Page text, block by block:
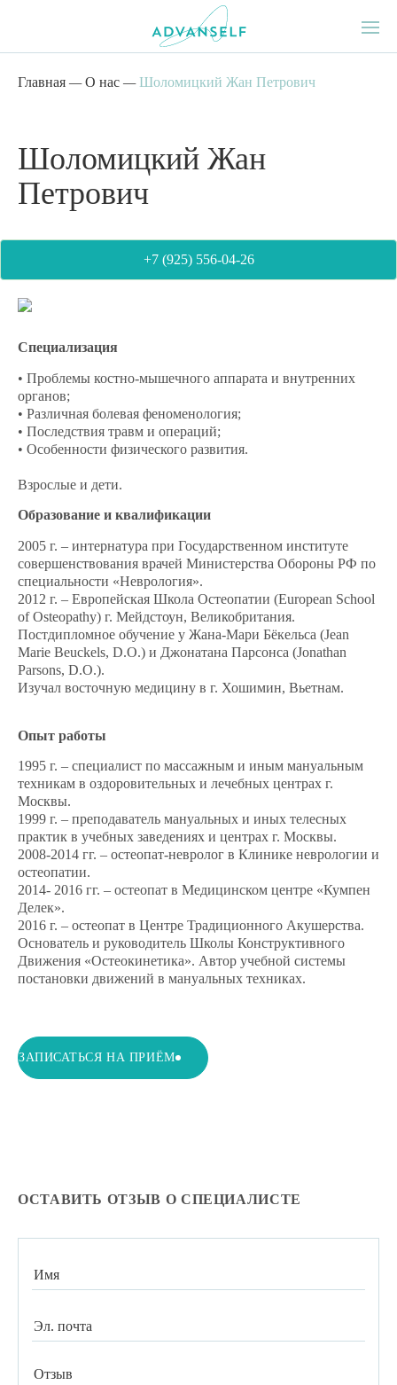
Главная — О нас — Шоломицкий Жан Петрович
Шоломицкий Жан
Петрович
+7 (925) 556-04-26
Специализация
• Проблемы костно-мышечного аппарата и внутренних
органов;
• Различная болевая феноменология;
• Последствия травм и операций;
• Особенности физического развития.
Взрослые и дети.
Образование и квалификации
2005 г. – интернатура при Государственном институте
совершенствования врачей Министерства Обороны РФ по
специальности «Неврология».
2012 г. – Европейская Школа Остеопатии (European School
of Osteopathy) г. Мейдстоун, Великобритания.
Постдипломное обучение у Жана-Мари Бёкельса (Jean
Marie Beuckels, D.O.) и Джонатана Парсонса (Jonathan
Parsons, D.O.).
Изучал восточную медицину в г. Хошимин, Вьетнам.
Опыт работы
1995 г. – специалист по массажным и иным мануальным
техникам в оздоровительных и лечебных центрах г.
Москвы.
1999 г. – преподаватель мануальных и иных телесных
практик в учебных заведениях и центрах г. Москвы.
2008-2014 гг. – остеопат-невролог в Клинике неврологии и
остеопатии.
2014- 2016 гг. – остеопат в Медицинском центре «Кумпен
Делек».
2016 г. – остеопат в Центре Традиционного Акушерства.
Основатель и руководитель Школы Конструктивного
Движения «Остеокинетика». Автор учебной системы
постановки движений в мануальных техниках.
ЗАПИСАТЬСЯ НА ПРИЁМ
ОСТАВИТЬ ОТЗЫВ О СПЕЦИАЛИСТЕ